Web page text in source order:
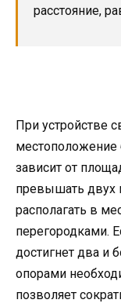
расстояние,
При устройстве
местоположение
зависит от
превышать двух
располагать в
перегородками.
достигнет два и
опорами
позволяет